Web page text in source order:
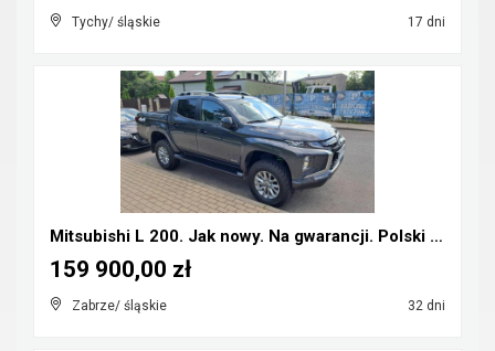
Tychy/ śląskie 17 dni
Mitsubishi L 200. Jak nowy. Na gwarancji. Polski s...
Zabrze/ śląskie 32 dni
159 900,00 zł